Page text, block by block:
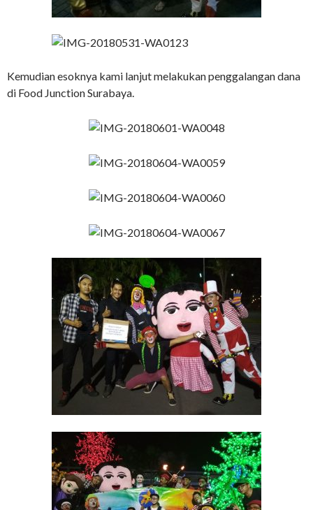
Kemudian esoknya kami lanjut melakukan penggalangan dana
di Food Junction Surabaya.